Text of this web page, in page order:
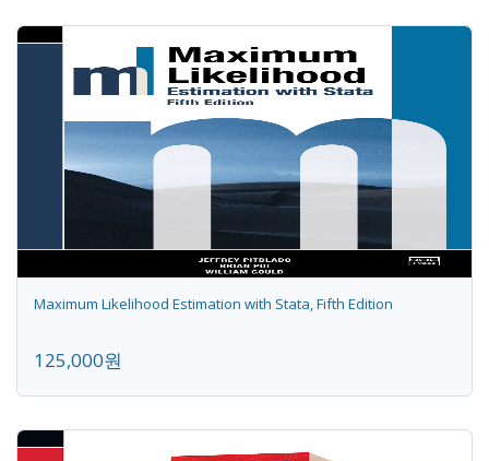
Maximum Likelihood Estimation with Stata, Fifth Edition
125,000원